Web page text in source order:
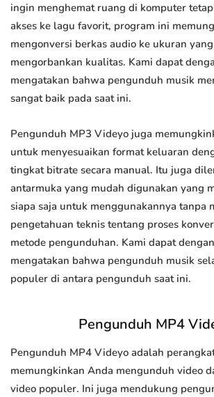
ingin menghemat ruang di komputer
akses ke lagu favorit, program ini
mengonversi berkas audio ke ukuran
mengorbankan kualitas. Kami dapat
mengatakan bahwa pengunduh musik
sangat baik pada saat ini.
Pengunduh MP3 Videyo juga
untuk menyesuaikan format keluaran
tingkat bitrate secara manual. Itu juga
antarmuka yang mudah digunakan yang
siapa saja untuk menggunakannya tanpa
pengetahuan teknis tentang proses
metode pengunduhan. Kami dapat
mengatakan bahwa pengunduh musik
populer di antara pengunduh saat ini.
Pengunduh MP4
Pengunduh MP4 Videyo adalah
memungkinkan Anda mengunduh video
video populer. Ini juga mendukung